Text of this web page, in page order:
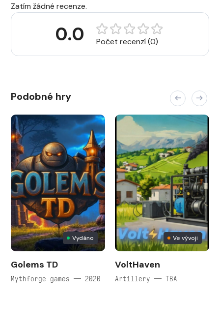
Zatím žádné recenze.
0.0 Počet recenzí (0)
Podobné hry
Vydáno
Golems TD
Mythforge games — 2020
Ve vývoji
VoltHaven
Artillery — TBA